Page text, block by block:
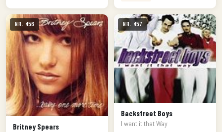
Nr. 456
Britney Spears
Nr. 457
Backstreet Boys
I want it that Way